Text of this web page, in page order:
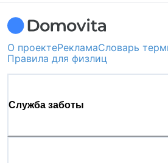
О проектеРекламаСловарь
Правила для физлиц
Служба заботы